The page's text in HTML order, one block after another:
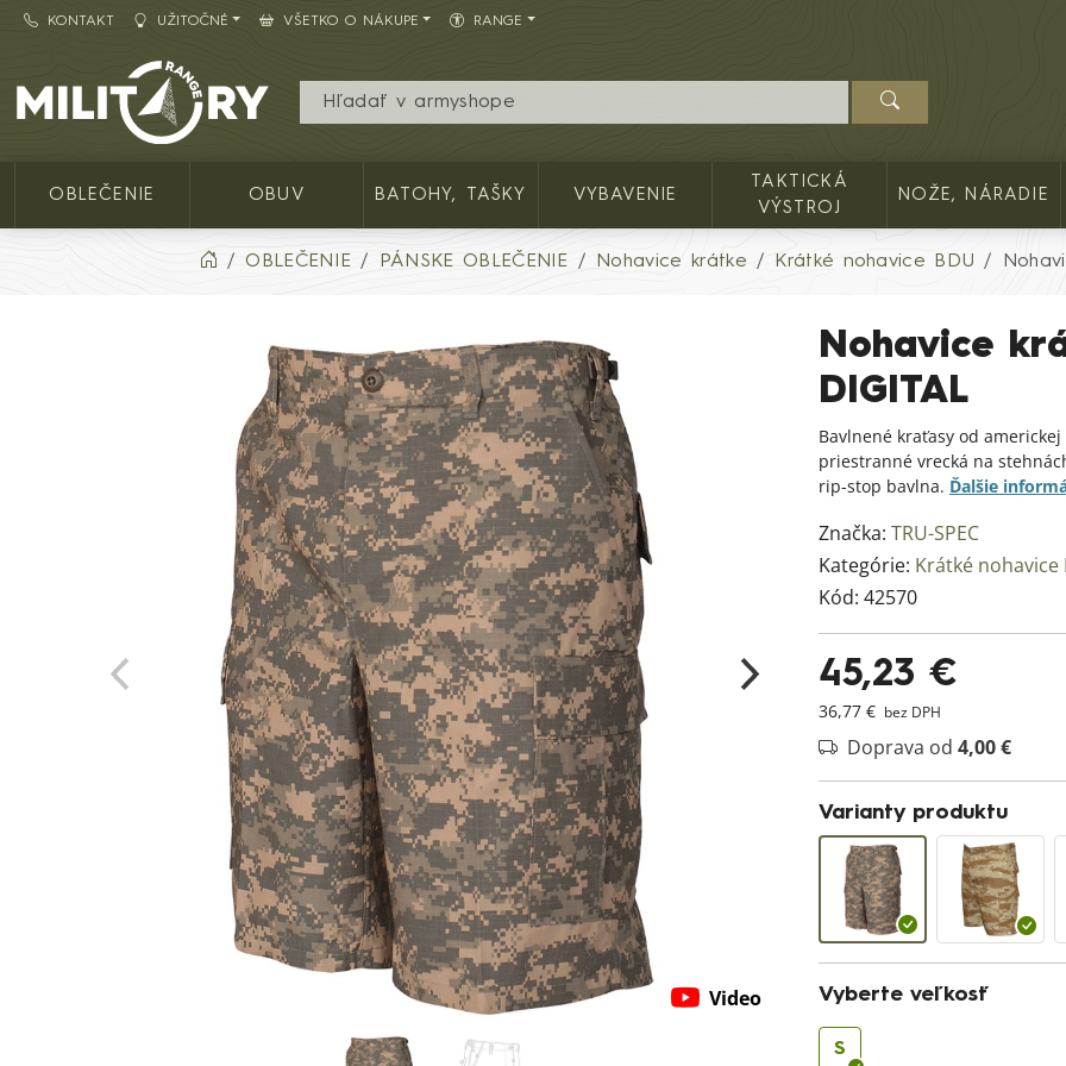
KONTAKT UŽITOČNÉ VŠETKO O NÁKUPE RANGE
Army shop MILITARY RANGE SK
OBLEČENIE OBUV BATOHY, TAŠKY VYBAVENIE
TAKTICKÁ
VÝSTROJ
NOŽE, NÁRADIE
OBLEČENIE PÁNSKE OBLEČENIE Nohavice krátke Krátké nohavice BDU
Nohavice
DIGITAL
Bavlnené kraťasy od
priestranné vrecká na
rip-stop bavlna. Ďalšie
Značka: TRU-SPEC
Kategórie: Krátké nohavice
Kód: 42570
45,23 €
36,77 € bez DPH
Doprava od 4,00 €
Varianty produktu
Vyberte veľkosť
S
Video